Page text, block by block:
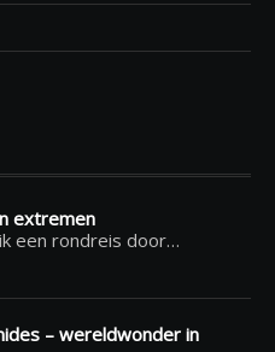
extremen
een rondreis door…
– wereldwonder in